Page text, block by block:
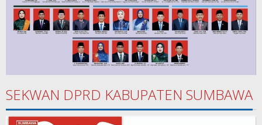
SEKWAN DPRD KABUPATEN SUMBAWA